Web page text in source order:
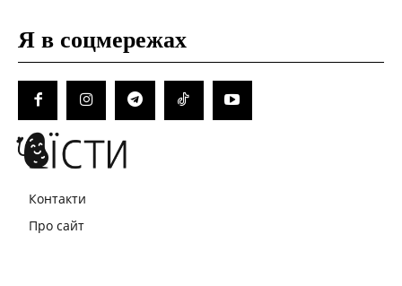
Я в соцмережах
Контакти
Про сайт